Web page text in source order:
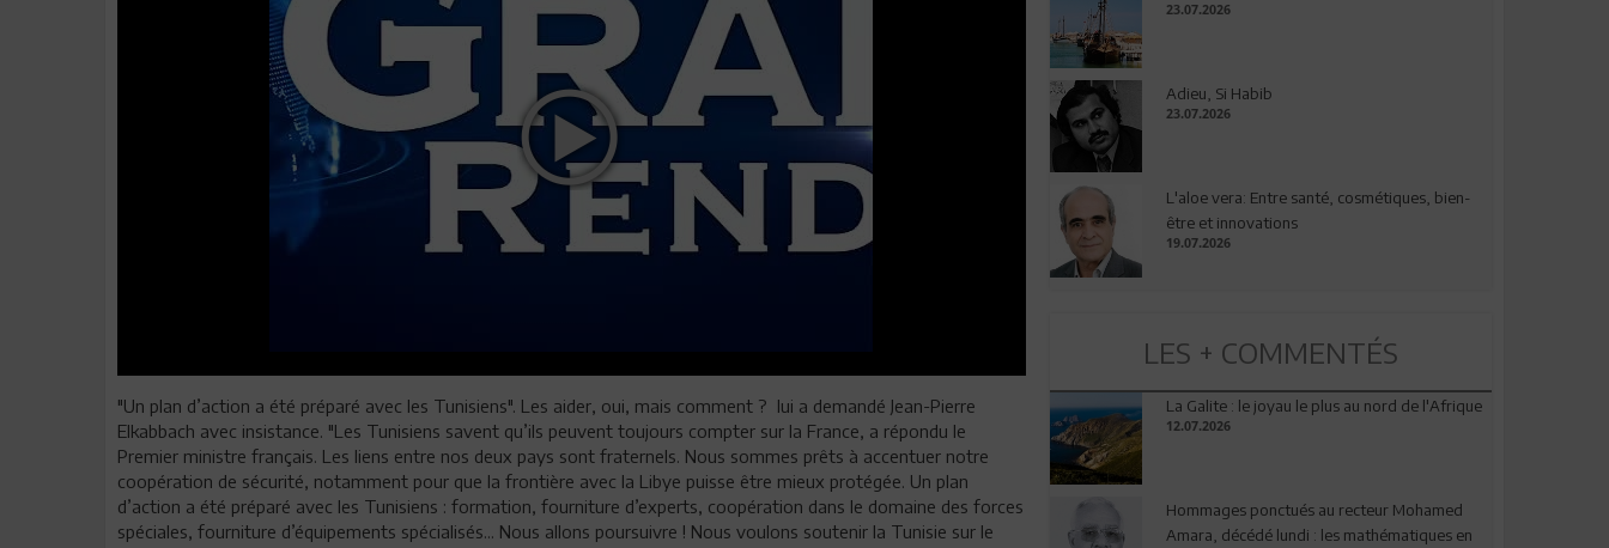
"Un plan d’action a été préparé avec les Tunisiens". Les aider, oui, mais comment ? lui a demandé Jean-Pierre
Elkabbach avec insistance. "Les Tunisiens savent qu’ils peuvent toujours compter sur la France, a répondu le
Premier ministre français. Les liens entre nos deux pays sont fraternels. Nous sommes prêts à accentuer notre
coopération de sécurité, notamment pour que la frontière avec la Libye puisse être mieux protégée. Un plan
d’action a été préparé avec les Tunisiens : formation, fourniture d’experts, coopération dans le domaine des forces
spéciales, fourniture d’équipements spécialisés... Nous allons poursuivre ! Nous voulons soutenir la Tunisie sur le
23.07.2026
Adieu, Si Habib
23.07.2026
L'aloe vera: Entre santé, cosmétiques, bien-
être et innovations
19.07.2026
LES + COMMENTÉS
La Galite : le joyau le plus au nord de l'Afrique
12.07.2026
Hommages ponctués au recteur Mohamed
Amara, décédé lundi : les mathématiques en